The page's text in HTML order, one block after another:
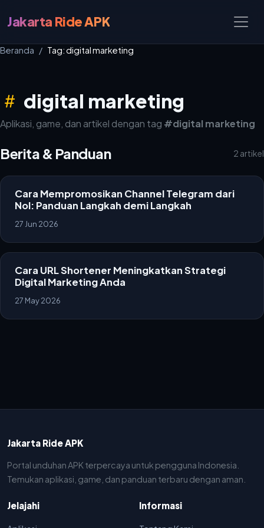
Jakarta Ride APK
Beranda Tag: digital marketing
digital marketing
Aplikasi, game, dan artikel dengan tag #digital marketing
Berita & Panduan 2 artikel
Cara Mempromosikan Channel Telegram dari
Nol: Panduan Langkah demi Langkah
27 Jun 2026
Cara URL Shortener Meningkatkan Strategi
Digital Marketing Anda
27 May 2026
Jakarta Ride APK
Portal unduhan APK terpercaya untuk pengguna Indonesia.
Temukan aplikasi, game, dan panduan terbaru dengan aman.
Jelajahi Informasi